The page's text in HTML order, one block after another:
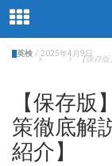
Home 英検 【保存版
英検 / 2025年4月9日
【保存
策徹底解
紹介】